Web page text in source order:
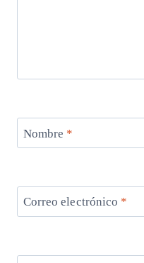
Nombre *
Correo electrónico *